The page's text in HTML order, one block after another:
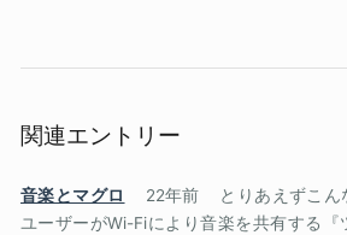
関連エントリー
音楽とマグロ 22年前
とりあえずこ
ユーザーがWi-Fiにより音楽を共有する『